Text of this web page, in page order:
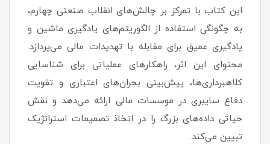
این کتاب با تمرکز بر چالش‌های انقلاب صنعتی چهارم،
به چگونگی استفاده از الگوریتم‌های یادگیری ماشین و
یادگیری عمیق برای مقابله با تهدیدات مالی می‌پردازد.
محتوای این اثر، راهکارهای عملیاتی برای شناسایی
کلاهبرداری‌ها، پیش‌بینی بحران‌های اعتباری و تقویت
دفاع سایبری در موسسات مالی ارائه می‌دهد و نقش
حیاتی داده‌های بزرگ را در اتخاذ تصمیمات استراتژیک
تبیین می‌کند.